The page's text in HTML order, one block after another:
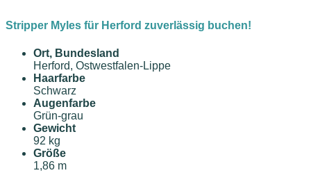
Stripper Myles für Herford zuverlässig buchen!
Ort, Bundesland
Herford, Ostwestfalen-Lippe
Haarfarbe
Schwarz
Augenfarbe
Grün-grau
Gewicht
92 kg
Größe
1,86 m